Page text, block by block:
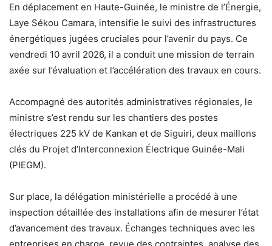
En déplacement en Haute-Guinée, le ministre de l’Énergie,
Laye Sékou Camara, intensifie le suivi des infrastructures
énergétiques jugées cruciales pour l’avenir du pays. Ce
vendredi 10 avril 2026, il a conduit une mission de terrain
axée sur l’évaluation et l’accélération des travaux en cours.
Accompagné des autorités administratives régionales, le
ministre s’est rendu sur les chantiers des postes
électriques 225 kV de Kankan et de Siguiri, deux maillons
clés du Projet d’Interconnexion Électrique Guinée-Mali
(PIEGM).
Sur place, la délégation ministérielle a procédé à une
inspection détaillée des installations afin de mesurer l’état
d’avancement des travaux. Échanges techniques avec les